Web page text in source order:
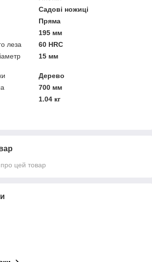
Садові ножиці
Пряма
195 мм
леза
60 HRC
15 мм
Дерево
700 мм
1.04 кг
цей товар